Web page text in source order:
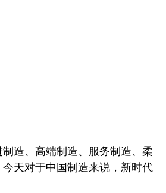
造、高端制造、服务制造、柔
天对于中国制造来说，新时代